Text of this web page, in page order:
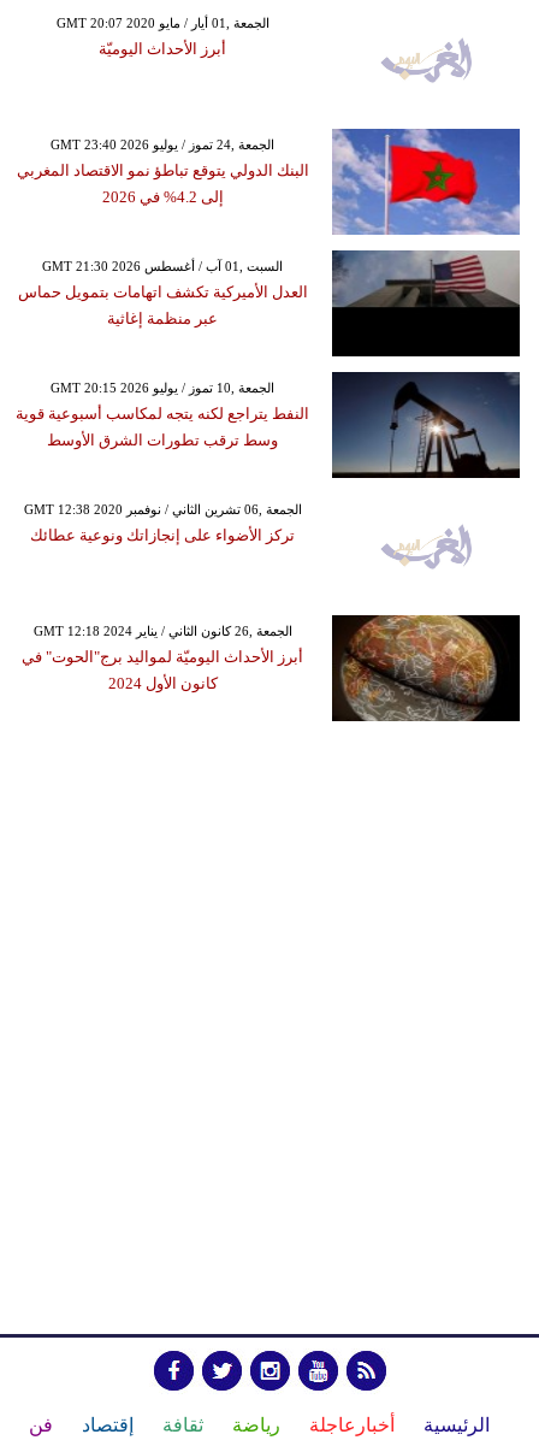
GMT 20:07 2020 الجمعة ,01 أيار / مايو
أبرز الأحداث اليوميّة
GMT 23:40 2026 الجمعة ,24 تموز / يوليو
البنك الدولي يتوقع تباطؤ نمو الاقتصاد المغربي
إلى 4.2% في 2026
GMT 21:30 2026 السبت ,01 آب / أغسطس
العدل الأميركية تكشف اتهامات بتمويل حماس
عبر منظمة إغاثية
GMT 20:15 2026 الجمعة ,10 تموز / يوليو
النفط يتراجع لكنه يتجه لمكاسب أسبوعية قوية
وسط ترقب تطورات الشرق الأوسط
GMT 12:38 2020 الجمعة ,06 تشرين الثاني / نوفمبر
تركز الأضواء على إنجازاتك ونوعية عطائك
GMT 12:18 2024 الجمعة ,26 كانون الثاني / يناير
أبرز الأحداث اليوميّة لمواليد برج"الحوت" في
كانون الأول 2024
الرئيسية أخبارعاجلة رياضة ثقافة إقتصاد فن